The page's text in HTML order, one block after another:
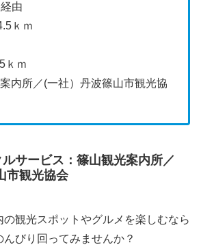
由
ｋｍ
ｍ
内所／(一社）丹波篠山市観光協
サービス：篠山観光案内所／
市観光協会
観光スポットやグルメを楽しむなら
びり回ってみませんか？